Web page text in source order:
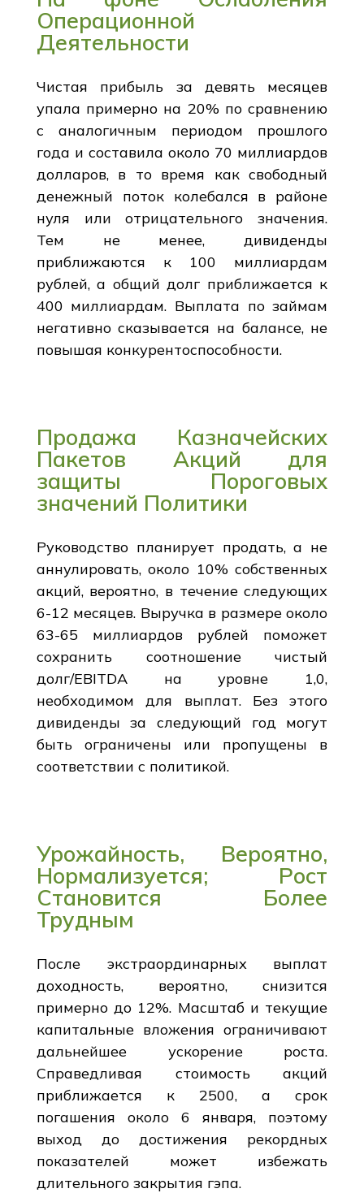
Операционной
Деятельности
Чистая прибыль за девять месяцев
упала примерно на 20% по сравнению
с аналогичным периодом прошлого
года и составила около 70 миллиардов
долларов, в то время как свободный
денежный поток колебался в районе
нуля или отрицательного значения.
Тем не менее, дивиденды
приближаются к 100 миллиардам
рублей, а общий долг приближается к
400 миллиардам. Выплата по займам
негативно сказывается на балансе, не
повышая конкурентоспособности.
Продажа Казначейских
Пакетов Акций для
защиты Пороговых
значений Политики
Руководство планирует продать, а не
аннулировать, около 10% собственных
акций, вероятно, в течение следующих
6-12 месяцев. Выручка в размере около
63-65 миллиардов рублей поможет
сохранить соотношение чистый
долг/EBITDA на уровне 1,0,
необходимом для выплат. Без этого
дивиденды за следующий год могут
быть ограничены или пропущены в
соответствии с политикой.
Урожайность, Вероятно,
Нормализуется; Рост
Становится Более
Трудным
После экстраординарных выплат
доходность, вероятно, снизится
примерно до 12%. Масштаб и текущие
капитальные вложения ограничивают
дальнейшее ускорение роста.
Справедливая стоимость акций
приближается к 2500, а срок
погашения около 6 января, поэтому
выход до достижения рекордных
показателей может избежать
длительного закрытия гэпа.